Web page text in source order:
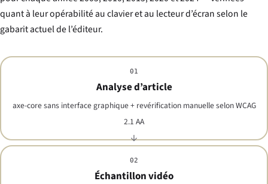
quant à leur opérabilité au clavier et au lecteur d’écran selon le
gabarit actuel de l’éditeur.
01
Analyse d’article
axe-core sans interface graphique + revérification manuelle selon WCAG
2.1 AA
02
Échantillon vidéo